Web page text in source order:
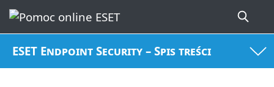
ESET Endpoint Security – Spis treści